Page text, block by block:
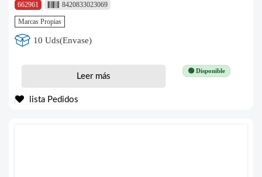
662961
8420833023069
Marcas Propias
10 Uds(Envase)
🟢 Disponible
Leer más
lista Pedidos